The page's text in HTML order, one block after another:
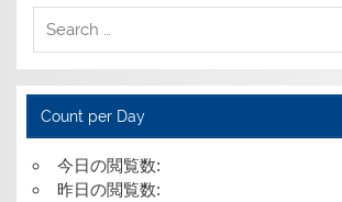
Count per Day
今日の閲覧数:
昨日の閲覧数: